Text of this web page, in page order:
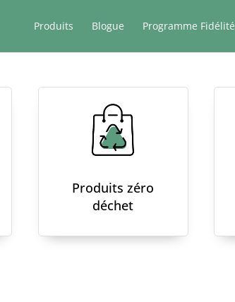
Produits Blogue Programme Fidélité
Produits zéro
déchet